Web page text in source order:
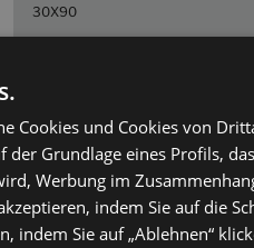
30X90
Botanical Lino
30X90
LINO + 8
Farben
Cookies und Cookies von
Grundlage eines Profils,
Werbung im
indem Sie auf die
indem Sie auf „Ablehnen“